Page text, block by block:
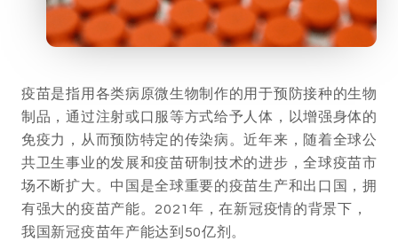
疫苗是指用各类病原微生物制作的用于预防接种的生物
制品，通过注射或口服等方式给予人体，以增强身体的
免疫力，从而预防特定的传染病。近年来，随着全球公
共卫生事业的发展和疫苗研制技术的进步，全球疫苗市
场不断扩大。中国是全球重要的疫苗生产和出口国，拥
有强大的疫苗产能。2021年，在新冠疫情的背景下，
我国新冠疫苗年产能达到50亿剂。